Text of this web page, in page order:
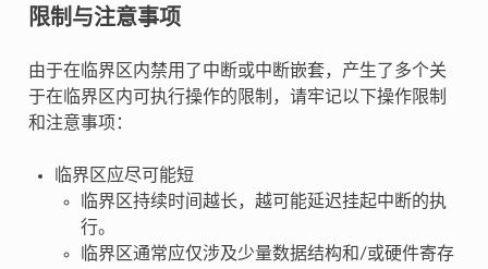
限制与注意事项
由于在临界区内禁用了中断或中断嵌套，产生了多个关
于在临界区内可执行操作的限制，请牢记以下操作限制
和注意事项：
临界区应尽可能短
临界区持续时间越长，越可能延迟挂起中断的执
行。
临界区通常应仅涉及少量数据结构和/或硬件寄存